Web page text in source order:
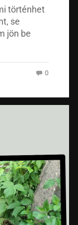
történhet
se
jön be
0